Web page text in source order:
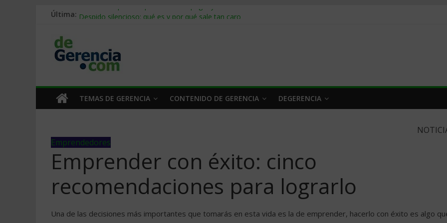
Última: Stablecoins para empresas: cómo pagar y cobrar en 2026
Trabajo forzoso en la cadena de suministro: qué hacer
Mercado hispano de EE. UU.: cómo segmentarlo y venderle
TEMAS DE GERENCIA CONTENIDO DE GERENCIA DEGERENCIA
Emprendedores
Emprender con éxito: cinco
recomendaciones para lograrlo
Una de las decisiones más importantes que tomarás en esta vida es la de emprender, hacerlo con éxito es algo